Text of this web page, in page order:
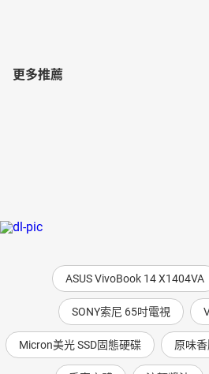
更多推薦
ASUS VivoBook 14 X1404VA
SONY索尼 65吋電視
Micron美光 SSD固態硬碟 原味